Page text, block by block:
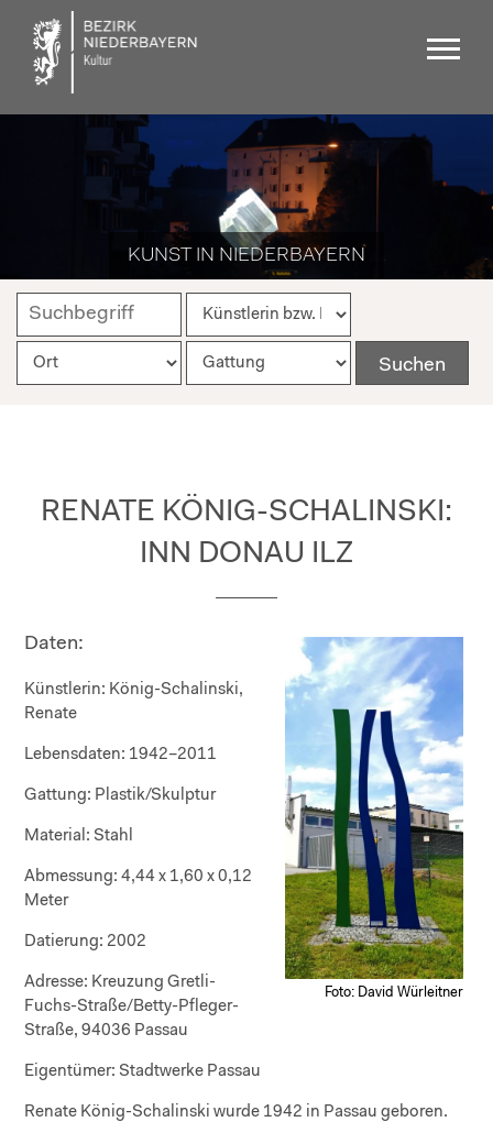
KUNST IN NIEDERBAYERN
RENATE KÖNIG-SCHALINSKI:
INN DONAU ILZ
Foto: David Würleitner
Daten:
Künstlerin: König-Schalinski,
Renate
Lebensdaten: 1942–2011
Gattung: Plastik/Skulptur
Material: Stahl
Abmessung: 4,44 x 1,60 x 0,12
Meter
Datierung: 2002
Adresse: Kreuzung Gretli-
Fuchs-Straße/Betty-Pfleger-
Straße, 94036 Passau
Eigentümer: Stadtwerke Passau
Renate König-Schalinski wurde 1942 in Passau geboren.